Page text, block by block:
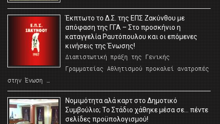
Έκπτωτο το Δ.Σ. της ΕΠΣ Ζακύνθου με
απόφαση της ΓΓΑ – Στο προσκήνιο η
καταγγελία Ραυτόπουλου και οι επόμενες
κινήσεις της Ένωσης!
Διαπιστωτική πράξη της Γενικής
Γραμματείας Αθλητισμού προκαλεί ανατροπές
στην Ένωση …
Νομιμότητα αλά καρτ στο Δημοτικό
Συμβούλιο; Το Στάδιο χάθηκε μέσα σε… πέντε
σελίδες προϋπολογισμού!